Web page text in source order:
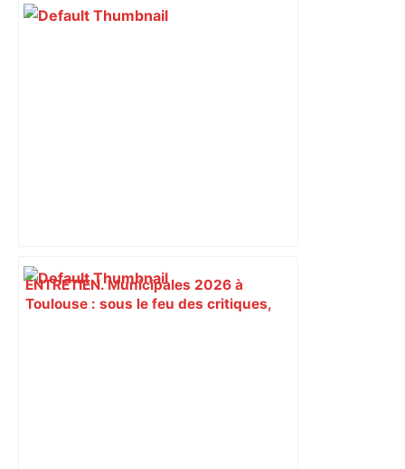
ENTRETIEN. Municipales 2026 à
Toulouse : sous le feu des critiques,